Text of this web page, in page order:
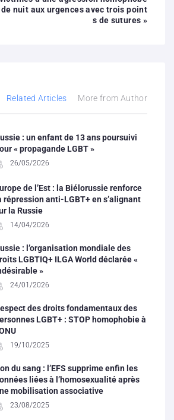
de nuit aux urgences avec trois point
s de sutures »
Related Articles More from Author
: un enfant de 13 ans poursuivi
« propagande LGBT »
26/05/2026
de l’Est : la Biélorussie renforce
répression anti-LGBT+ en s’alignant
la Russie
14/04/2026
: l’organisation mondiale des
LGBTIQ+ ILGA World déclarée «
»
24/01/2026
des droits fondamentaux des
LGBT+ : STOP homophobie à
19/10/2025
du sang : l’EFS supprime enfin les
liées à l’homosexualité après
mobilisation associative
23/08/2025